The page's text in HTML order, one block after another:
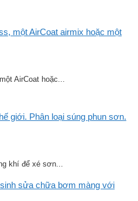
một AirCoat airmix hoặc một
AirCoat hoặc...
giới. Phân loại súng phun sơn.
khí để xé sơn...
sửa chữa bơm màng với